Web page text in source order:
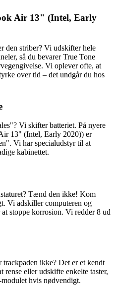
Air 13" (Intel, Early
den striber? Vi udskifter hele
så du bevarer True Tone
Vi oplever ofte, at
over tid – det undgår du hos
Vi skifter batteriet. På nyere
13" (Intel, Early 2020)) er
Vi har specialudstyr til at
kabinettet.
Tænd den ikke! Kom
Vi adskiller computeren og
stoppe korrosion. Vi redder 8 ud
trackpaden ikke? Det er et kendt
eller udskifte enkelte taster,
hvis nødvendigt.